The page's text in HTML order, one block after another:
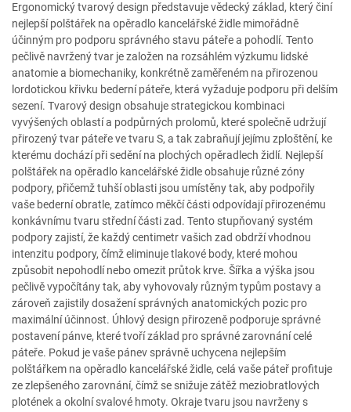
Ergonomický tvarový design představuje vědecký základ, který činí
nejlepší polštářek na opěradlo kancelářské židle mimořádně
účinným pro podporu správného stavu páteře a pohodlí. Tento
pečlivě navržený tvar je založen na rozsáhlém výzkumu lidské
anatomie a biomechaniky, konkrétně zaměřeném na přirozenou
lordotickou křivku bederní páteře, která vyžaduje podporu při delším
sezení. Tvarový design obsahuje strategickou kombinaci
vyvýšených oblastí a podpůrných prolomů, které společně udržují
přirozený tvar páteře ve tvaru S, a tak zabraňují jejímu zploštění, ke
kterému dochází při sedění na plochých opěradlech židlí. Nejlepší
polštářek na opěradlo kancelářské židle obsahuje různé zóny
podpory, přičemž tuhší oblasti jsou umístěny tak, aby podpořily
vaše bederní obratle, zatímco měkčí části odpovídají přirozenému
konkávnímu tvaru střední části zad. Tento stupňovaný systém
podpory zajistí, že každý centimetr vašich zad obdrží vhodnou
intenzitu podpory, čímž eliminuje tlakové body, které mohou
způsobit nepohodlí nebo omezit průtok krve. Šířka a výška jsou
pečlivě vypočítány tak, aby vyhovovaly různým typům postavy a
zároveň zajistily dosažení správných anatomických pozic pro
maximální účinnost. Úhlový design přirozeně podporuje správné
postavení pánve, které tvoří základ pro správné zarovnání celé
páteře. Pokud je vaše pánev správně uchycena nejlepším
polštářkem na opěradlo kancelářské židle, celá vaše páteř profituje
ze zlepšeného zarovnání, čímž se snižuje zátěž meziobratlových
plotének a okolní svalové hmoty. Okraje tvaru jsou navrženy s